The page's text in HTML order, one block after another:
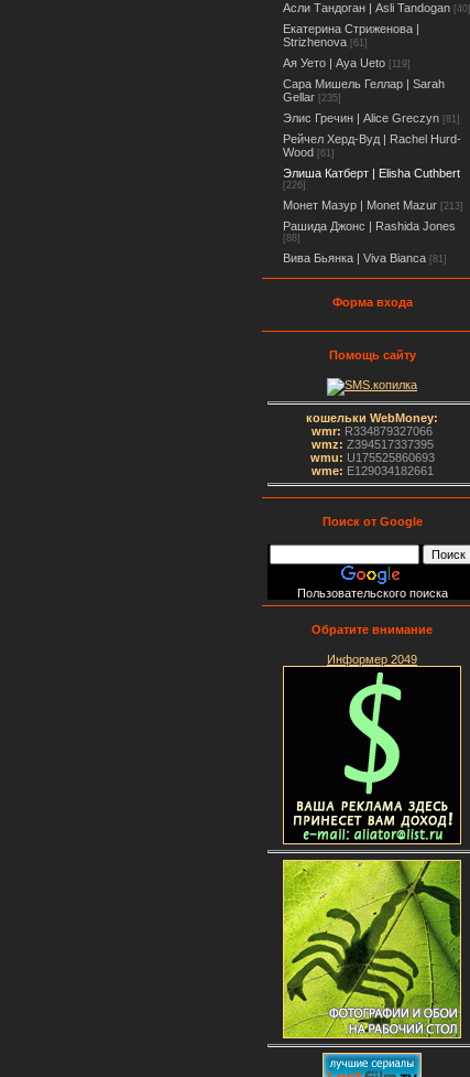
Асли Тандоган | Asli Tandogan [40]
Екатерина Стриженова |
Strizhenova [61]
Ая Уето | Aya Ueto [119]
Сара Мишель Геллар | Sarah
Gellar [235]
Элис Гречин | Alice Greczyn [81]
Рейчел Херд-Вуд | Rachel Hurd-
Wood [61]
Элиша Катберт | Elisha Cuthbert
[226]
Монет Мазур | Monet Mazur [213]
Рашида Джонс | Rashida Jones
[88]
Вива Бьянка | Viva Bianca [81]
Форма входа
Помощь сайту
кошельки WebMoney:
wmr: R334879327066
wmz: Z394517337395
wmu: U175525860693
wme: E129034182661
Поиск от Google
Пользовательского поиска
Обратите внимание
Информер 2049